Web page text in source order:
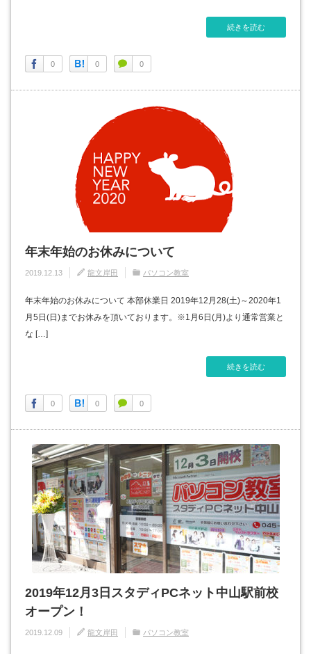
続きを読む
0 0 0
年末年始のお休みについて
2019.12.13 龍文岸田 パソコン教室
年末年始のお休みについて 本部休業日 2019年12月28(土)～2020年1
月5日(日)までお休みを頂いております。※1月6日(月)より通常営業と
な […]
続きを読む
0 0 0
2019年12月3日スタディPCネット中山駅前校
オープン！
2019.12.09 龍文岸田 パソコン教室